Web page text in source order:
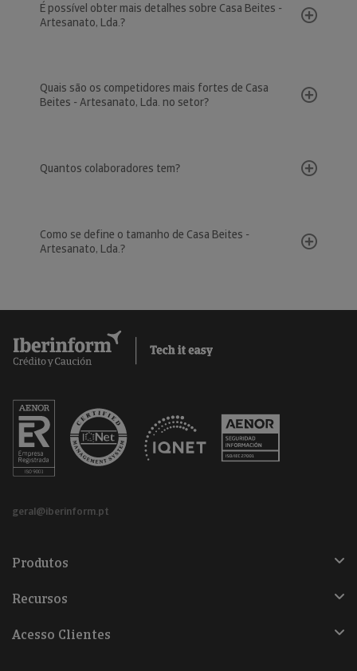
É possível obter mais detalhes sobre Casa Beites -
Artesanato, Lda.?
Quais são os competidores mais fortes de Casa
Beites - Artesanato, Lda. no setor?
Quantos colaboradores tem?
Como se define o tamanho de Casa Beites -
Artesanato, Lda.?
geral@iberinform.pt
Produtos
Recursos
Acesso Clientes